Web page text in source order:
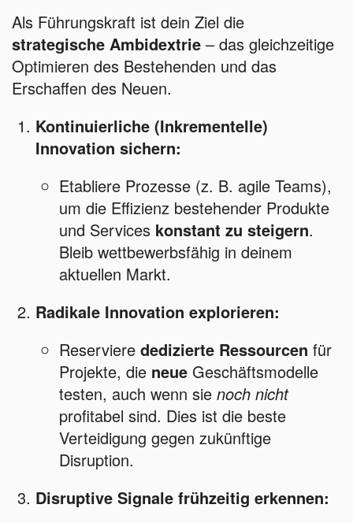
Als Führungskraft ist dein Ziel die
strategische Ambidextrie – das gleichzeitige
Optimieren des Bestehenden und das
Erschaffen des Neuen.
Kontinuierliche (Inkrementelle)
Innovation sichern:
Etabliere Prozesse (z. B. agile Teams),
um die Effizienz bestehender Produkte
und Services konstant zu steigern.
Bleib wettbewerbsfähig in deinem
aktuellen Markt.
Radikale Innovation explorieren:
Reserviere dedizierte Ressourcen für
Projekte, die neue Geschäftsmodelle
testen, auch wenn sie noch nicht
profitabel sind. Dies ist die beste
Verteidigung gegen zukünftige
Disruption.
Disruptive Signale frühzeitig erkennen: